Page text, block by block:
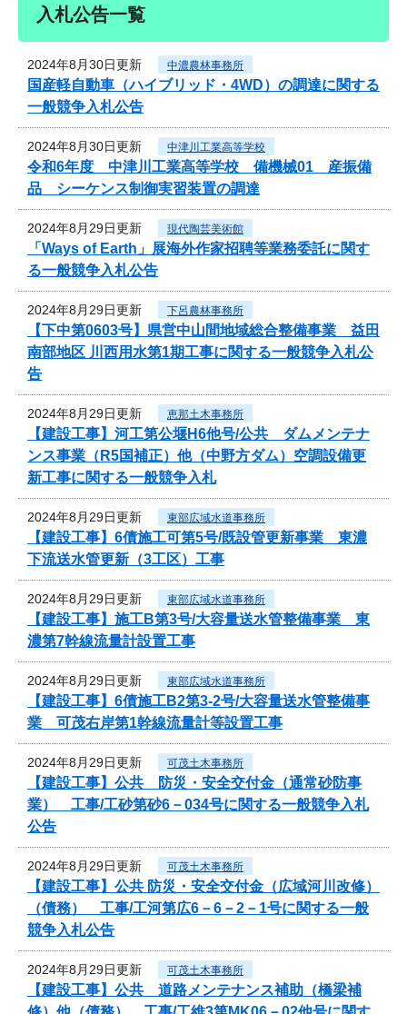
入札公告一覧
2024年8月30日更新 中濃農林事務所
国産軽自動車（ハイブリッド・4WD）の調達に関する
一般競争入札公告
2024年8月30日更新 中津川工業高等学校
令和6年度 中津川工業高等学校 備機械01 産振備
品 シーケンス制御実習装置の調達
2024年8月29日更新 現代陶芸美術館
「Ways of Earth」展海外作家招聘等業務委託に関す
る一般競争入札公告
2024年8月29日更新 下呂農林事務所
【下中第0603号】県営中山間地域総合整備事業 益田
南部地区 川西用水第1期工事に関する一般競争入札公
告
2024年8月29日更新 恵那土木事務所
【建設工事】河工第公堰H6他号/公共 ダムメンテナ
ンス事業（R5国補正）他（中野方ダム）空調設備更
新工事に関する一般競争入札
2024年8月29日更新 東部広域水道事務所
【建設工事】6債施工可第5号/既設管更新事業 東濃
下流送水管更新（3工区）工事
2024年8月29日更新 東部広域水道事務所
【建設工事】施工B第3号/大容量送水管整備事業 東
濃第7幹線流量計設置工事
2024年8月29日更新 東部広域水道事務所
【建設工事】6債施工B2第3-2号/大容量送水管整備事
業 可茂右岸第1幹線流量計等設置工事
2024年8月29日更新 可茂土木事務所
【建設工事】公共 防災・安全交付金（通常砂防事
業） 工事/工砂第砂6－034号に関する一般競争入札
公告
2024年8月29日更新 可茂土木事務所
【建設工事】公共 防災・安全交付金（広域河川改修）
（債務） 工事/工河第広6－6－2－1号に関する一般
競争入札公告
2024年8月29日更新 可茂土木事務所
【建設工事】公共 道路メンテナンス補助（橋梁補